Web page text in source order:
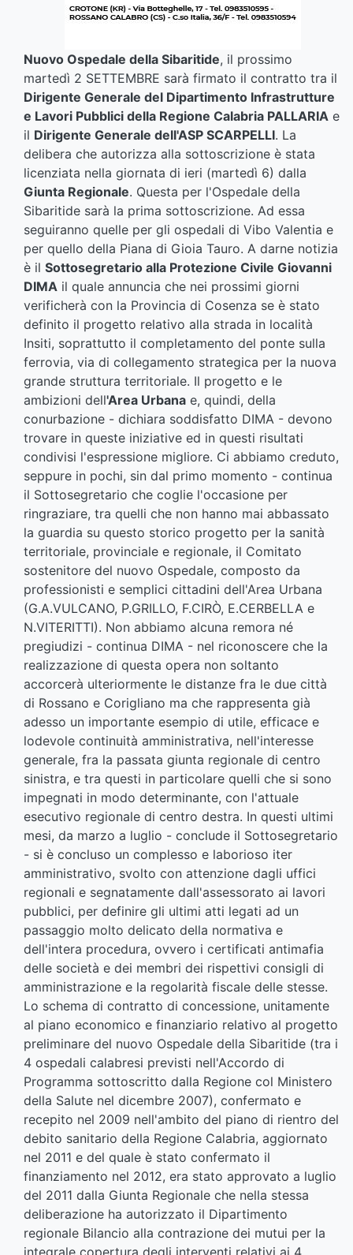
Nuovo Ospedale della Sibaritide, il prossimo
martedì 2 SETTEMBRE sarà firmato il contratto tra il
Dirigente Generale del Dipartimento Infrastrutture
e Lavori Pubblici della Regione Calabria PALLARIA e
il Dirigente Generale dell'ASP SCARPELLI. La
delibera che autorizza alla sottoscrizione è stata
licenziata nella giornata di ieri (martedì 6) dalla
Giunta Regionale. Questa per l'Ospedale della
Sibaritide sarà la prima sottoscrizione. Ad essa
seguiranno quelle per gli ospedali di Vibo Valentia e
per quello della Piana di Gioia Tauro. A darne notizia
è il Sottosegretario alla Protezione Civile Giovanni
DIMA il quale annuncia che nei prossimi giorni
verificherà con la Provincia di Cosenza se è stato
definito il progetto relativo alla strada in località
Insiti, soprattutto il completamento del ponte sulla
ferrovia, via di collegamento strategica per la nuova
grande struttura territoriale. Il progetto e le
ambizioni dell'Area Urbana e, quindi, della
conurbazione - dichiara soddisfatto DIMA - devono
trovare in queste iniziative ed in questi risultati
condivisi l'espressione migliore. Ci abbiamo creduto,
seppure in pochi, sin dal primo momento - continua
il Sottosegretario che coglie l'occasione per
ringraziare, tra quelli che non hanno mai abbassato
la guardia su questo storico progetto per la sanità
territoriale, provinciale e regionale, il Comitato
sostenitore del nuovo Ospedale, composto da
professionisti e semplici cittadini dell'Area Urbana
(G.A.VULCANO, P.GRILLO, F.CIRÒ, E.CERBELLA e
N.VITERITTI). Non abbiamo alcuna remora né
pregiudizi - continua DIMA - nel riconoscere che la
realizzazione di questa opera non soltanto
accorcerà ulteriormente le distanze fra le due città
di Rossano e Corigliano ma che rappresenta già
adesso un importante esempio di utile, efficace e
lodevole continuità amministrativa, nell'interesse
generale, fra la passata giunta regionale di centro
sinistra, e tra questi in particolare quelli che si sono
impegnati in modo determinante, con l'attuale
esecutivo regionale di centro destra. In questi ultimi
mesi, da marzo a luglio - conclude il Sottosegretario
- si è concluso un complesso e laborioso iter
amministrativo, svolto con attenzione dagli uffici
regionali e segnatamente dall'assessorato ai lavori
pubblici, per definire gli ultimi atti legati ad un
passaggio molto delicato della normativa e
dell'intera procedura, ovvero i certificati antimafia
delle società e dei membri dei rispettivi consigli di
amministrazione e la regolarità fiscale delle stesse.
Lo schema di contratto di concessione, unitamente
al piano economico e finanziario relativo al progetto
preliminare del nuovo Ospedale della Sibaritide (tra i
4 ospedali calabresi previsti nell'Accordo di
Programma sottoscritto dalla Regione col Ministero
della Salute nel dicembre 2007), confermato e
recepito nel 2009 nell'ambito del piano di rientro del
debito sanitario della Regione Calabria, aggiornato
nel 2011 e del quale è stato confermato il
finanziamento nel 2012, era stato approvato a luglio
del 2011 dalla Giunta Regionale che nella stessa
deliberazione ha autorizzato il Dipartimento
regionale Bilancio alla contrazione dei mutui per la